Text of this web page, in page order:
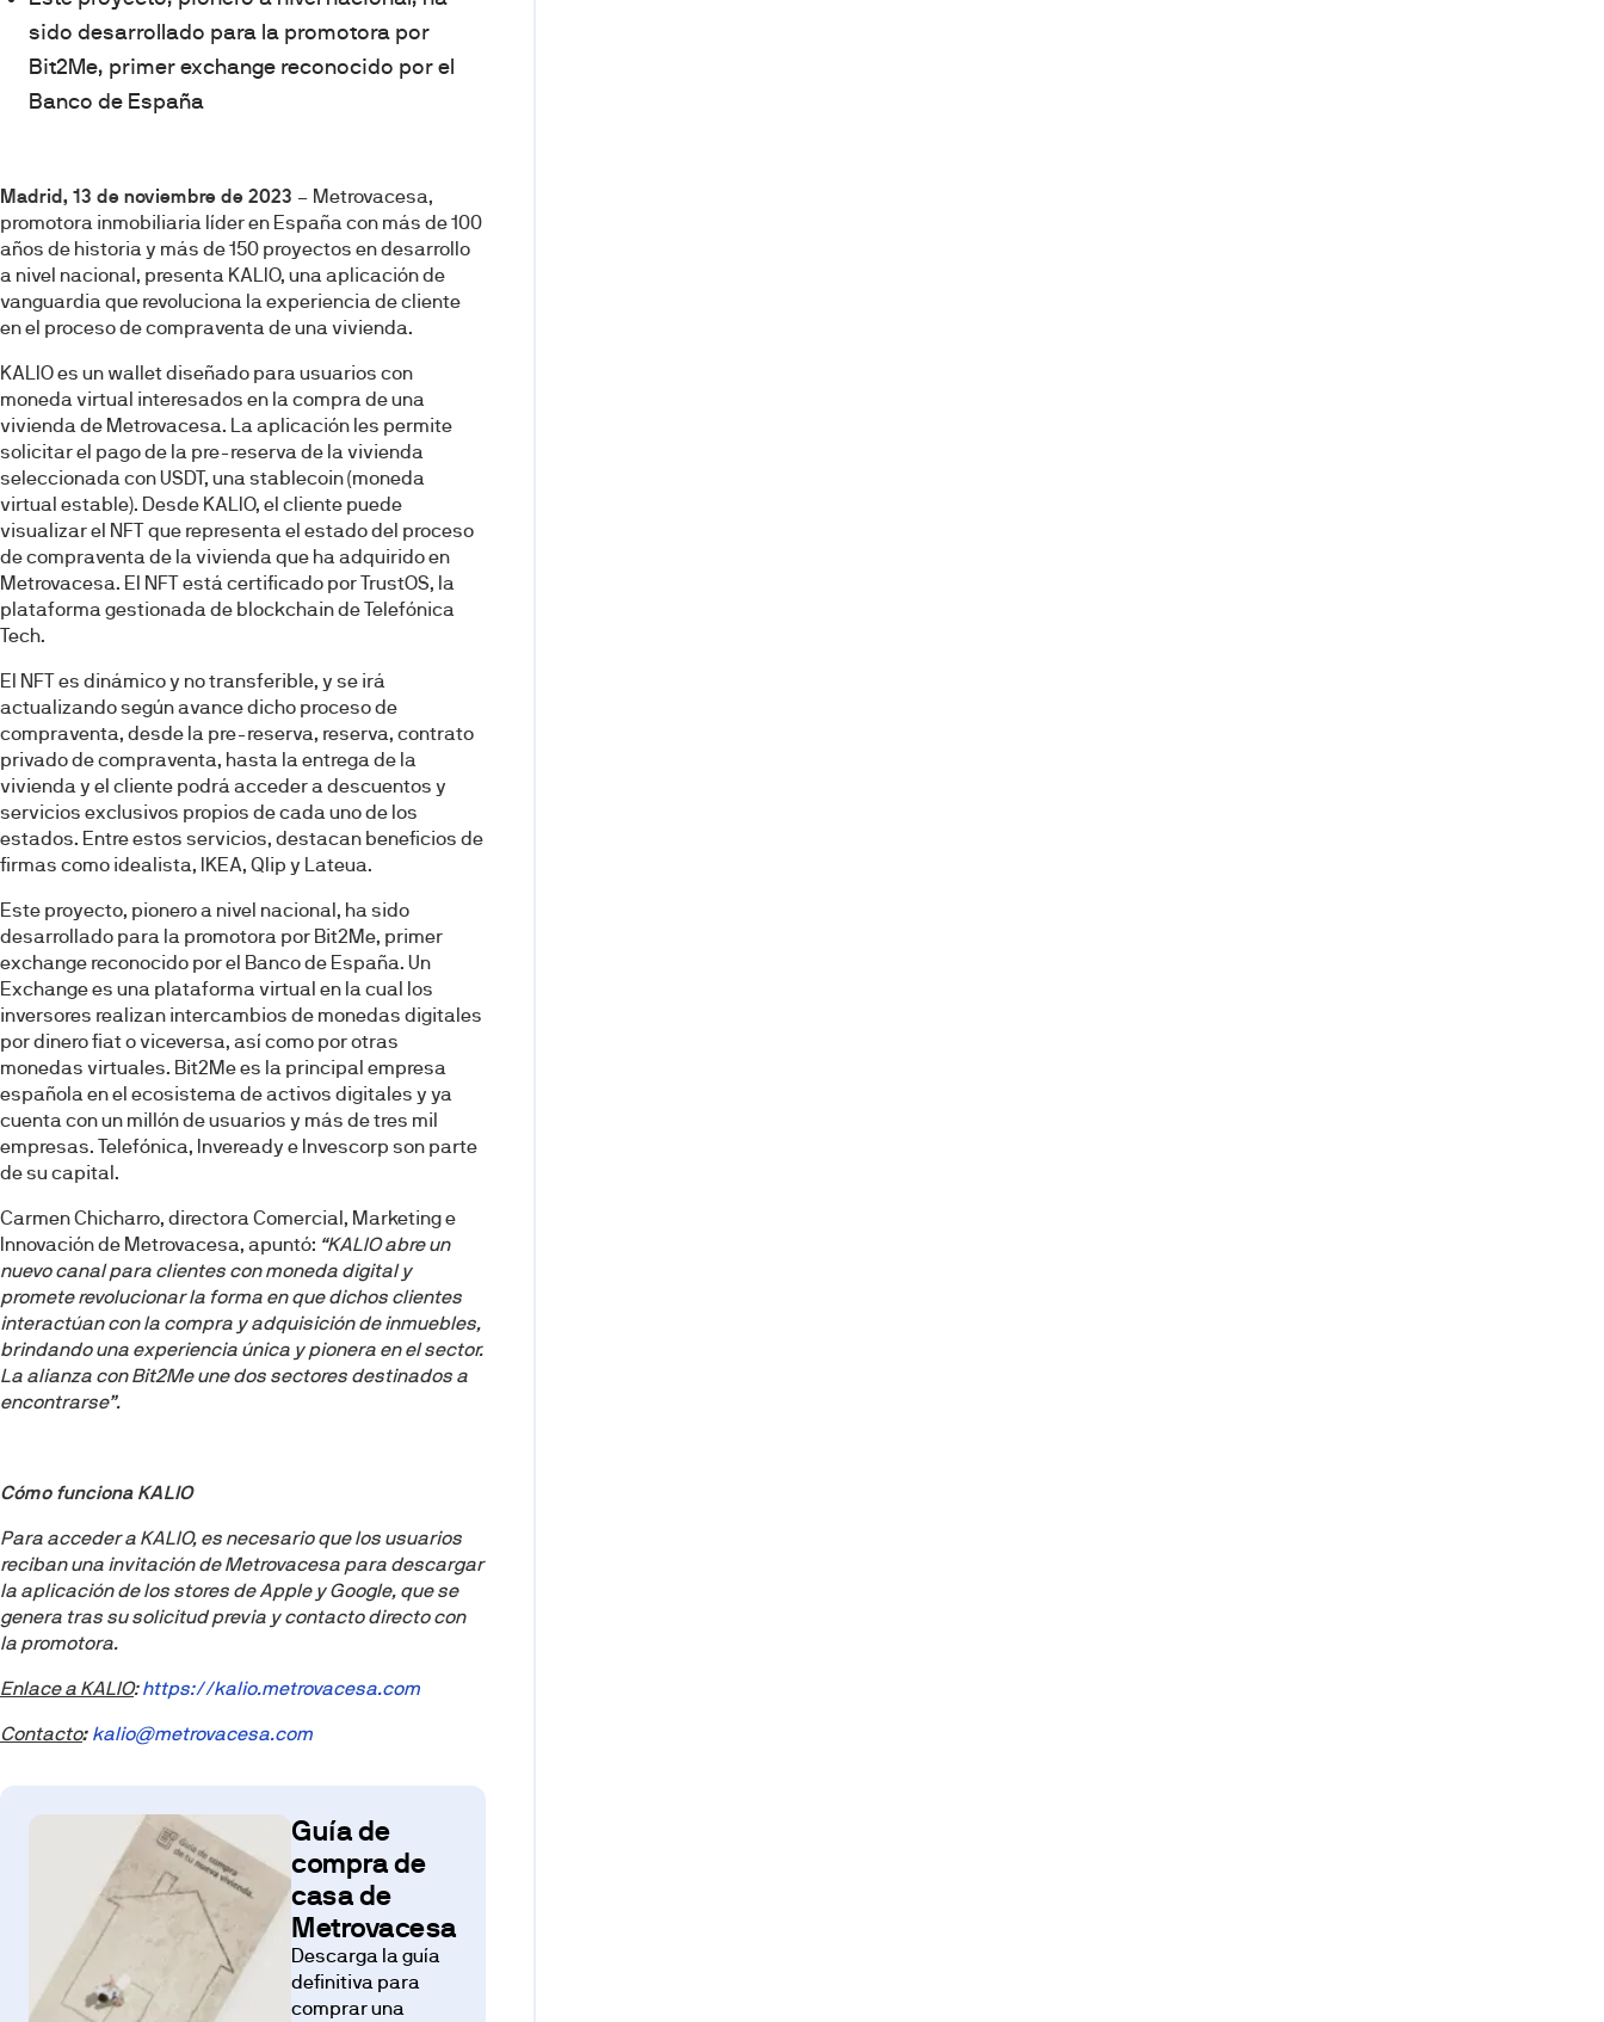
sido desarrollado para la promotora por
Bit2Me, primer exchange reconocido por el
Banco de España
Madrid, 13 de noviembre de 2023 – Metrovacesa,
promotora inmobiliaria líder en España con más de 100
años de historia y más de 150 proyectos en desarrollo
a nivel nacional, presenta KALIO, una aplicación de
vanguardia que revoluciona la experiencia de cliente
en el proceso de compraventa de una vivienda.
KALIO es un wallet diseñado para usuarios con
moneda virtual interesados en la compra de una
vivienda de Metrovacesa. La aplicación les permite
solicitar el pago de la pre-reserva de la vivienda
seleccionada con USDT, una stablecoin (moneda
virtual estable). Desde KALIO, el cliente puede
visualizar el NFT que representa el estado del proceso
de compraventa de la vivienda que ha adquirido en
Metrovacesa. El NFT está certificado por TrustOS, la
plataforma gestionada de blockchain de Telefónica
Tech.
El NFT es dinámico y no transferible, y se irá
actualizando según avance dicho proceso de
compraventa, desde la pre-reserva, reserva, contrato
privado de compraventa, hasta la entrega de la
vivienda y el cliente podrá acceder a descuentos y
servicios exclusivos propios de cada uno de los
estados. Entre estos servicios, destacan beneficios de
firmas como idealista, IKEA, Qlip y Lateua.
Este proyecto, pionero a nivel nacional, ha sido
desarrollado para la promotora por Bit2Me, primer
exchange reconocido por el Banco de España. Un
Exchange es una plataforma virtual en la cual los
inversores realizan intercambios de monedas digitales
por dinero fiat o viceversa, así como por otras
monedas virtuales. Bit2Me es la principal empresa
española en el ecosistema de activos digitales y ya
cuenta con un millón de usuarios y más de tres mil
empresas. Telefónica, Inveready e Invescorp son parte
de su capital.
Carmen Chicharro, directora Comercial, Marketing e
Innovación de Metrovacesa, apuntó: “KALIO abre un
nuevo canal para clientes con moneda digital y
promete revolucionar la forma en que dichos clientes
interactúan con la compra y adquisición de inmuebles,
brindando una experiencia única y pionera en el sector.
La alianza con Bit2Me une dos sectores destinados a
encontrarse”.
Cómo funciona KALIO
Para acceder a KALIO, es necesario que los usuarios
reciban una invitación de Metrovacesa para descargar
la aplicación de los stores de Apple y Google, que se
genera tras su solicitud previa y contacto directo con
la promotora.
Enlace a KALIO:https://kalio.metrovacesa.com
Contacto: kalio@metrovacesa.com
Guía de
compra de
casa de
Metrovacesa
Descarga la guía
definitiva para
comprar una